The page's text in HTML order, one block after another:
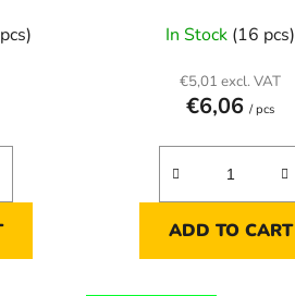
In Stock (16 pcs)
€5,01 excl. VAT
€6,06/ pcs
ADD TO CART